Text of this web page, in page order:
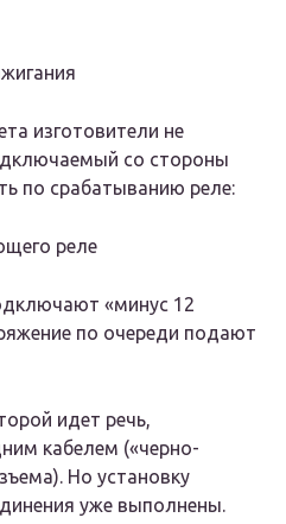
изготовители не
со стороны
по срабатыванию реле:
реле
«минус 12
по очереди подают
идет речь,
кабелем («черно-
Но установку
уже выполнены.